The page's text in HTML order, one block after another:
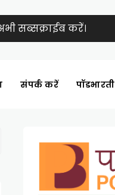
सब्सक्राईब करें।
संपर्क करें पॉडभारती